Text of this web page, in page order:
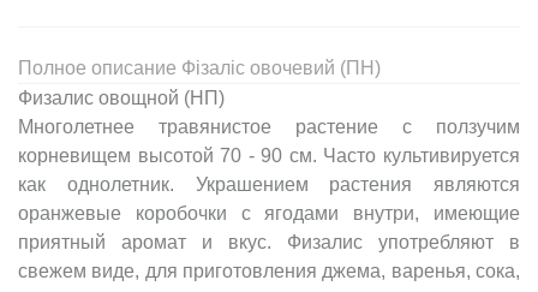
Полное описание Фізаліс овочевий (ПН)
Физалис овощной (НП)
Многолетнее травянистое растение с ползучим
корневищем высотой 70 - 90 см. Часто культивируется
как однолетник. Украшением растения являются
оранжевые коробочки с ягодами внутри, имеющие
приятный аромат и вкус. Физалис употребляют в
свежем виде, для приготовления джема, варенья, сока,